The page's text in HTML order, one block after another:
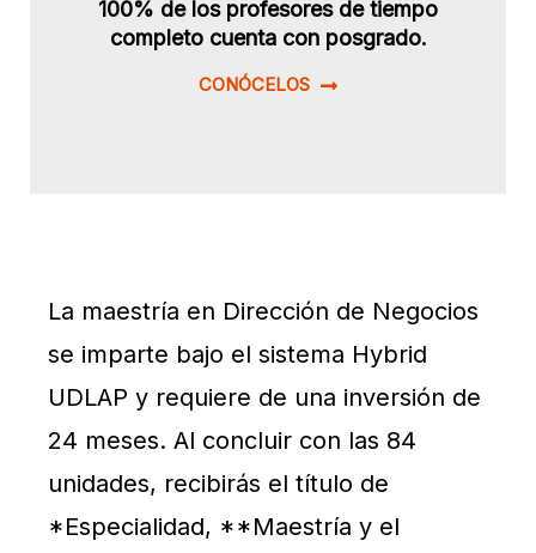
100% de los profesores de tiempo
completo cuenta con posgrado.
CONÓCELOS
La maestría en Dirección de Negocios
se imparte bajo el sistema Hybrid
UDLAP y requiere de una inversión de
24 meses. Al concluir con las 84
unidades, recibirás el título de
*Especialidad, **Maestría y el